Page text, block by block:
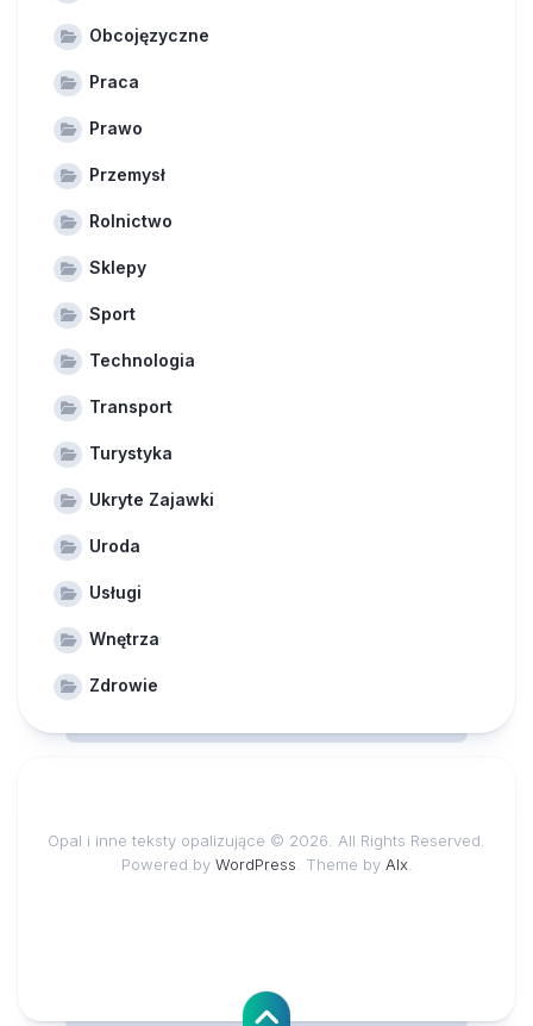
Obcojęzyczne
Praca
Prawo
Przemysł
Rolnictwo
Sklepy
Sport
Technologia
Transport
Turystyka
Ukryte Zajawki
Uroda
Usługi
Wnętrza
Zdrowie
Opal i inne teksty opalizujące © 2026. All Rights Reserved.
Powered by WordPress . Theme by Alx